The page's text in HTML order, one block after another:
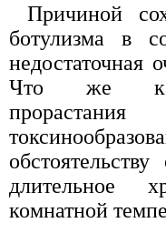
Причиной
ботулизма в
недостаточная
Что же
длительное
комнатной